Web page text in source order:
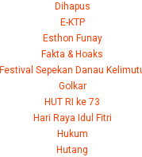
Dihapus
E-KTP
Esthon Funay
Fakta & Hoaks
Festival Sepekan Danau
Golkar
HUT RI ke 73
Hari Raya Idul Fitri
Hukum
Hutang